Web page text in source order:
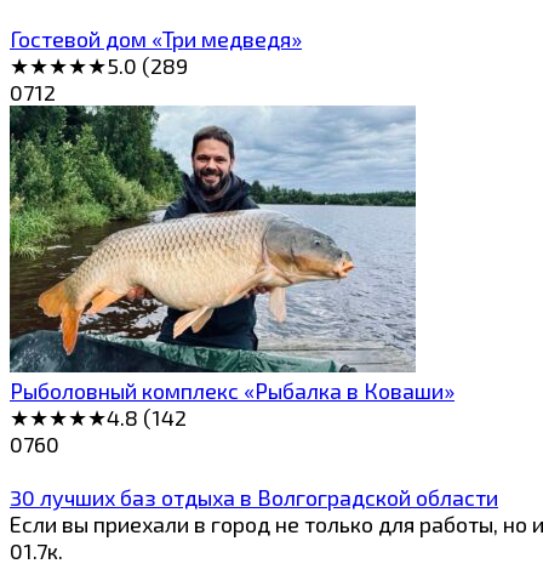
Гостевой дом «Три мeдведя»
★★★★★5.0 (289
0712
Рыболовный комплекс «Рыбалка в Коваши»
★★★★★4.8 (142
0760
30 лучших баз отдыха в Волгоградской области
Если вы приехали в город не только для работы,
01.7к.